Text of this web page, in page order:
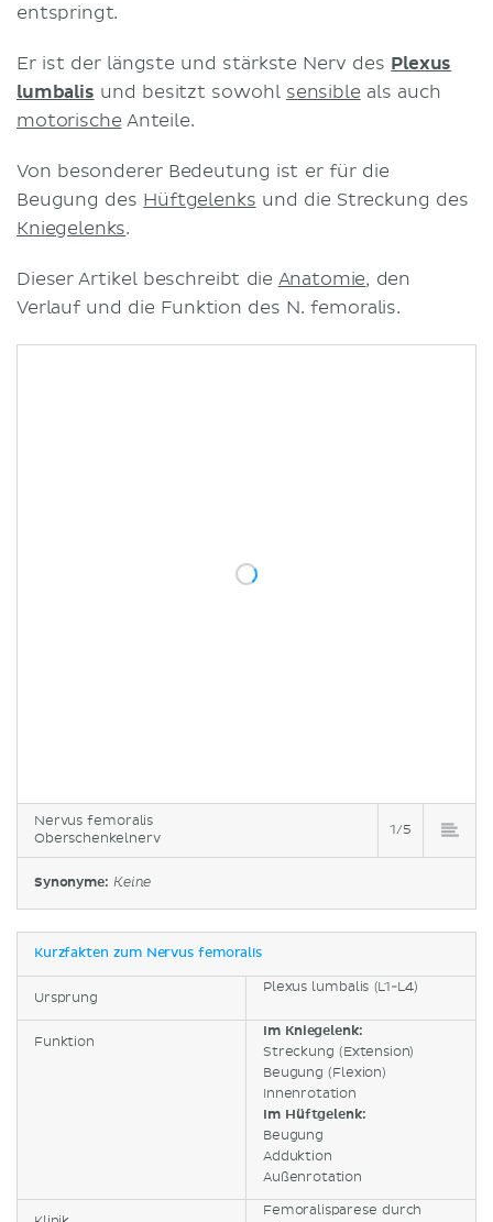
Nervus femoralis
Oberschenkelnerv
1/5
Synonyme: Keine
entspringt.
Er ist der längste und stärkste Nerv des Plexus
lumbalis und besitzt sowohl sensible als auch
motorische Anteile.
Von besonderer Bedeutung ist er für die
Beugung des Hüftgelenks und die Streckung des
Kniegelenks.
Dieser Artikel beschreibt die Anatomie, den
Verlauf und die Funktion des N. femoralis.
Kurzfakten zum Nervus femoralis
Ursprung
Plexus lumbalis (L1-L4)
Funktion
Im Kniegelenk:
Streckung (Extension)
Beugung (Flexion)
Innenrotation
Im Hüftgelenk:
Beugung
Adduktion
Außenrotation
Femoralisparese durch